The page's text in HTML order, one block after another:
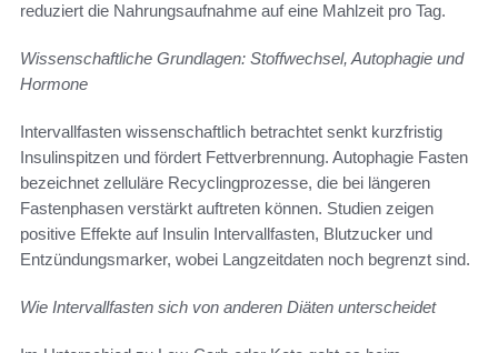
reduziert die Nahrungsaufnahme auf eine Mahlzeit pro Tag.
Wissenschaftliche Grundlagen: Stoffwechsel, Autophagie und
Hormone
Intervallfasten wissenschaftlich betrachtet senkt kurzfristig
Insulinspitzen und fördert Fettverbrennung. Autophagie Fasten
bezeichnet zelluläre Recyclingprozesse, die bei längeren
Fastenphasen verstärkt auftreten können. Studien zeigen
positive Effekte auf Insulin Intervallfasten, Blutzucker und
Entzündungsmarker, wobei Langzeitdaten noch begrenzt sind.
Wie Intervallfasten sich von anderen Diäten unterscheidet